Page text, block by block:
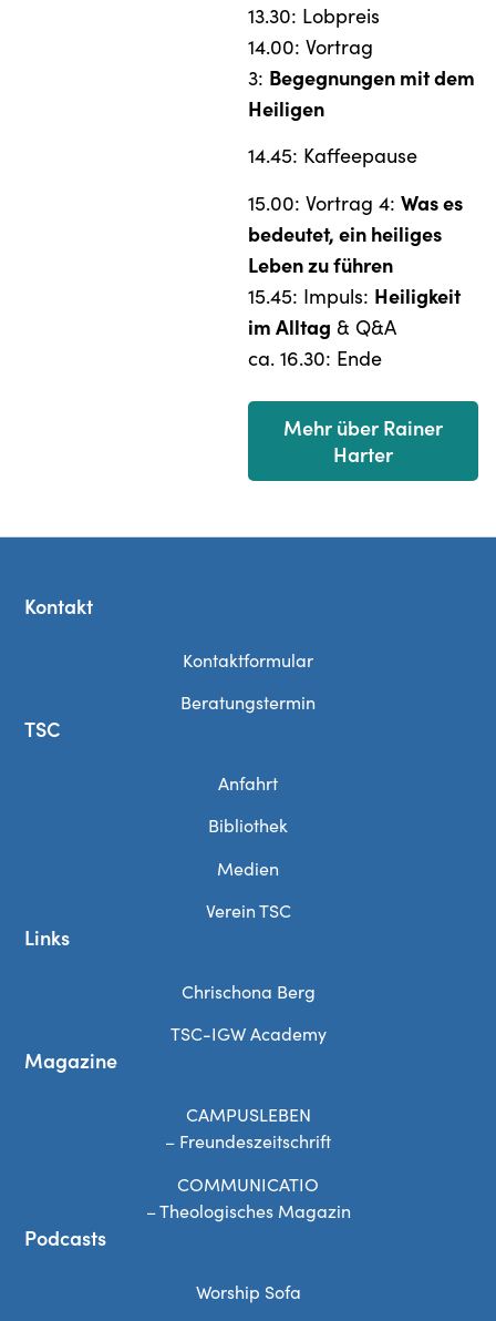
13.30: Lobpreis
14.00: Vortrag
3: Begegnungen mit dem
Heiligen
14.45: Kaffeepause
15.00: Vortrag 4: Was es
bedeutet, ein heiliges
Leben zu führen
15.45: Impuls: Heiligkeit
im Alltag & Q&A
ca. 16.30: Ende
Mehr über Rainer
Harter
Kontakt
Kontaktformular
Beratungstermin
TSC
Anfahrt
Bibliothek
Medien
Verein TSC
Links
Chrischona Berg
TSC-IGW Academy
Magazine
CAMPUSLEBEN
– Freundeszeitschrift
COMMUNICATIO
– Theologisches Magazin
Podcasts
Worship Sofa